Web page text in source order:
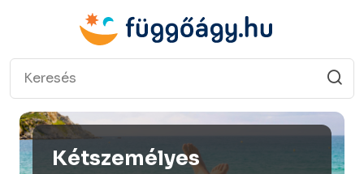
Kétszemélyes